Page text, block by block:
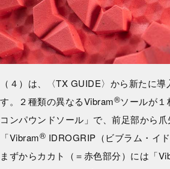
（４）は、〈TX GUIDE〉から新たに
す。２種類の異なるVibram®ソールが
コンパウンドソール」で、前足部から
「Vibram® IDROGRIP（ビブラム・イ
まずからカカト（＝赤色部分）には「